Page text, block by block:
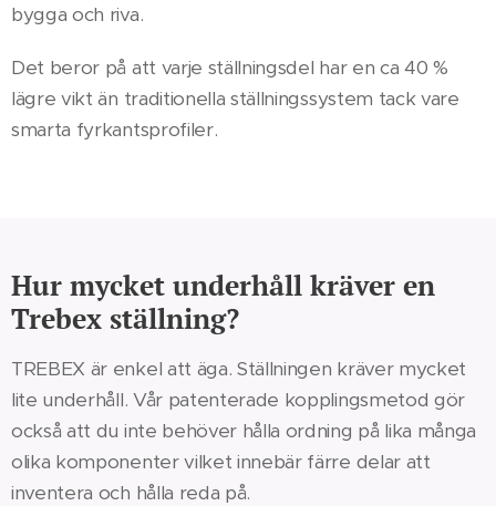
bygga och riva.
Det beror på att varje ställningsdel har en ca 40 %
lägre vikt än traditionella ställningssystem tack vare
smarta fyrkantsprofiler.
Hur mycket underhåll kräver en
Trebex ställning?
TREBEX är enkel att äga. Ställningen kräver mycket
lite underhåll. Vår patenterade kopplingsmetod gör
också att du inte behöver hålla ordning på lika många
olika komponenter vilket innebär färre delar att
inventera och hålla reda på.